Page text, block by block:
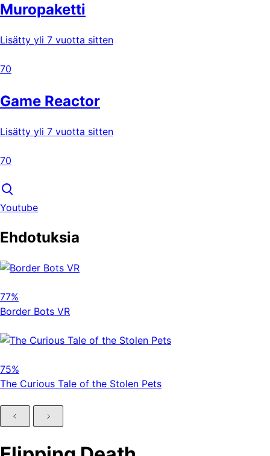
Muropaketti
Lisätty yli 7 vuotta sitten
70
Game Reactor
Lisätty yli 7 vuotta sitten
70
Youtube
Ehdotuksia
77%
Border Bots VR
75%
The Curious Tale of the Stolen Pets